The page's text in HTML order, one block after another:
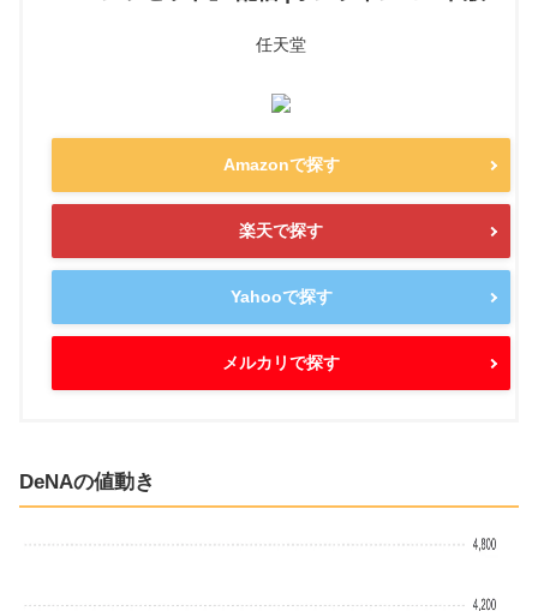
任天堂
Amazonで探す
楽天で探す
Yahooで探す
メルカリで探す
DeNAの値動き